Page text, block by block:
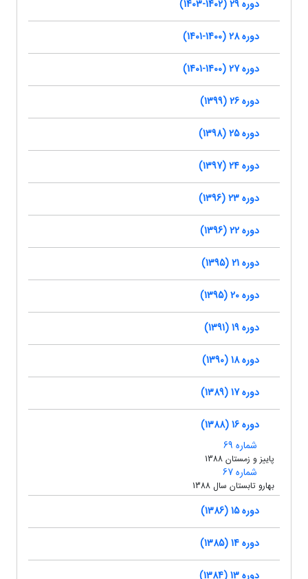
دوره 29 (1402-1403)
دوره 28 (1400-1401)
دوره 27 (1400-1401)
دوره 26 (1399)
دوره 25 (1398)
دوره 24 (1397)
دوره 23 (1396)
دوره 22 (1396)
دوره 21 (1395)
دوره 20 (1395)
دوره 19 (1391)
دوره 18 (1390)
دوره 17 (1389)
دوره 16 (1388)
شماره 69
پاییز و زمستان 1388
شماره 67
بهارو تابستان سال 1388
دوره 15 (1386)
دوره 14 (1385)
دوره 13 (1384)